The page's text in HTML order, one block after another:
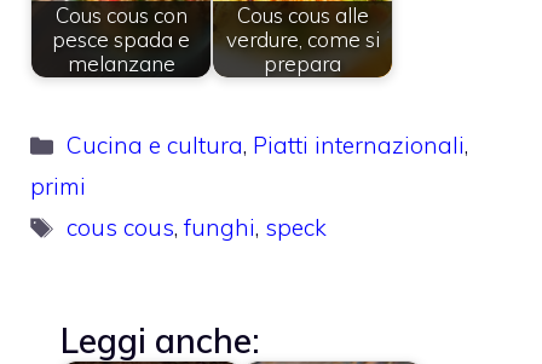
Cous cous con
pesce spada e
melanzane
Cous cous alle
verdure, come si
prepara
Categorie
Cucina e cultura, Piatti internazionali,
primi
Tag
cous cous,funghi, speck
Leggi anche: